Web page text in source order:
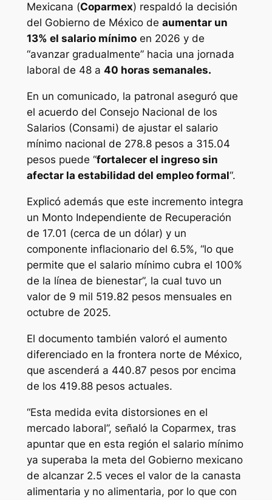
Mexicana (Coparmex) respaldó la decisión
del Gobierno de México de aumentar un
13% el salario mínimoen 2026 y de
“avanzar gradualmente” hacia una jornada
laboral de 48 a 40 horas semanales.
En un comunicado, la patronal aseguró que
el acuerdo del Consejo Nacional de los
Salarios (Consami) de ajustar el salario
mínimo nacional de 278.8 pesos a 315.04
pesos puede “fortalecer el ingreso sin
afectar la estabilidad del empleo formal“.
Explicó además que este incremento integra
un Monto Independiente de Recuperación
de 17.01 (cerca de un dólar) y un
componente inflacionario del 6.5%, “lo que
permite que el salario mínimo cubra el 100%
de la línea de bienestar”, la cual tuvo un
valor de 9 mil 519.82 pesos mensuales en
octubre de 2025.
El documento también valoró el aumento
diferenciado en la frontera norte de México,
que ascenderá a 440.87 pesos por encima
de los 419.88 pesos actuales.
“Esta medida evita distorsiones en el
mercado laboral”, señaló la Coparmex, tras
apuntar que en esta región el salario mínimo
ya superaba la meta del Gobierno mexicano
de alcanzar 2.5 veces el valor de la canasta
alimentaria y no alimentaria, por lo que con